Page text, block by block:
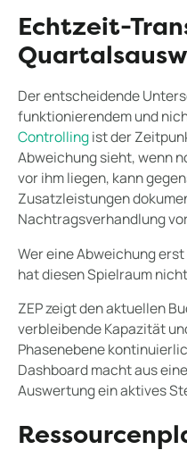
Echtzeit-
Der entscheidende
funktionierendem und
Controllingist der
Abweichung sieht, wenn
vor ihm liegen, kann
Zusatzleistungen
Nachtragsverhandlung
Wer eine Abweichung
hat diesen Spielraum
ZEP zeigt den aktuellen
verbleibende Kapazität
Phasenebene
Dashboard macht aus
Auswertung ein aktives